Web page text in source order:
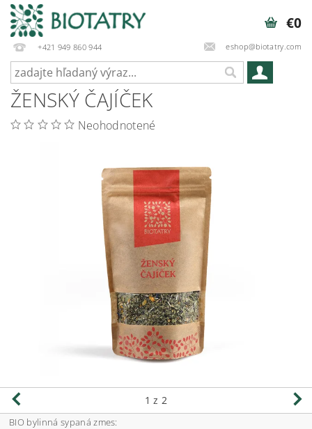
+421 949 860 944 eshop@biotatry.com
€0
ŽENSKÝ ČAJÍČEK
Neohodnotené
1 z 2
BIO bylinná sypaná zmes: